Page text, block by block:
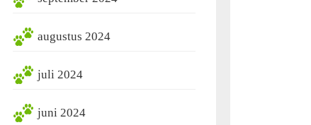
augustus 2024
juli 2024
juni 2024